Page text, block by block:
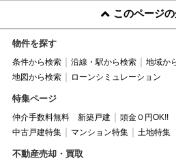
このページ
物件を探す
条件から検索 沿線・駅から検索 地域か
地図から検索
ローンシミュレーション
特集ページ
仲介手数料無料 新築戸建 頭金０円OK!!
中古戸建特集
マンション特集 土地特集
不動産売却・買取